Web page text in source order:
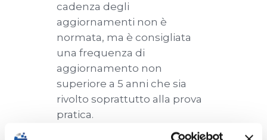
cadenza degli
aggiornamenti non è
normata, ma è consigliata
una frequenza di
aggiornamento non
superiore a 5 anni che sia
rivolto soprattutto alla prova
pratica.